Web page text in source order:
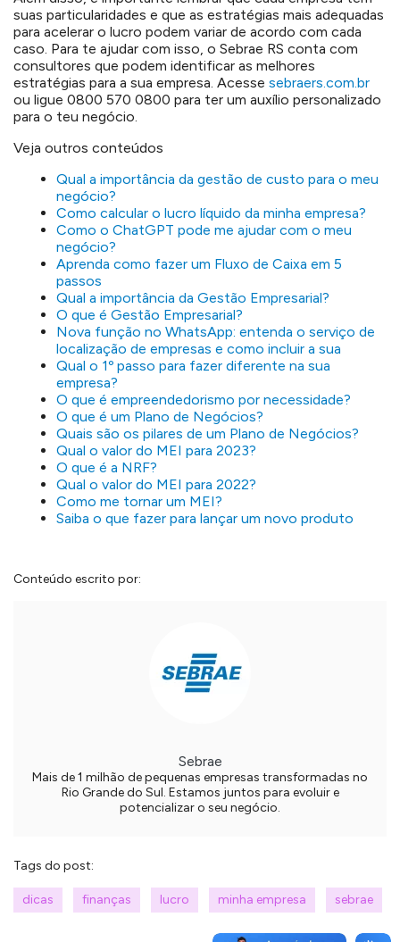
suas particularidades e que as estratégias mais adequadas
para acelerar o lucro podem variar de acordo com cada
caso. Para te ajudar com isso, o Sebrae RS conta com
consultores que podem identificar as melhores
estratégias para a sua empresa. Acesse sebraers.com.br
ou ligue 0800 570 0800 para ter um auxílio personalizado
para o teu negócio.
Veja outros conteúdos
Qual a importância da gestão de custo para o meu
negócio?
Como calcular o lucro líquido da minha empresa?
Como o ChatGPT pode me ajudar com o meu
negócio?
Aprenda como fazer um Fluxo de Caixa em 5
passos
Qual a importância da Gestão Empresarial?
O que é Gestão Empresarial?
Nova função no WhatsApp: entenda o serviço de
localização de empresas e como incluir a sua
Qual o 1º passo para fazer diferente na sua
empresa?
O que é empreendedorismo por necessidade?
O que é um Plano de Negócios?
Quais são os pilares de um Plano de Negócios?
Qual o valor do MEI para 2023?
O que é a NRF?
Qual o valor do MEI para 2022?
Como me tornar um MEI?
Saiba o que fazer para lançar um novo produto
Conteúdo escrito por:
Sebrae
Mais de 1 milhão de pequenas empresas transformadas no
Rio Grande do Sul. Estamos juntos para evoluir e
potencializar o seu negócio.
Tags do post:
dicas finanças lucro minha empresa sebrae